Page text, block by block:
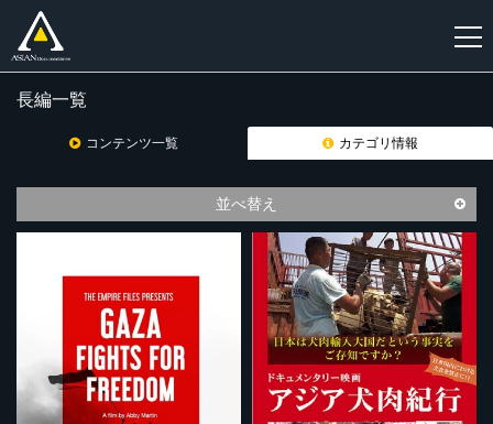
登
長編一覧
コンテンツ一覧 カテゴリ情報
並べ替え